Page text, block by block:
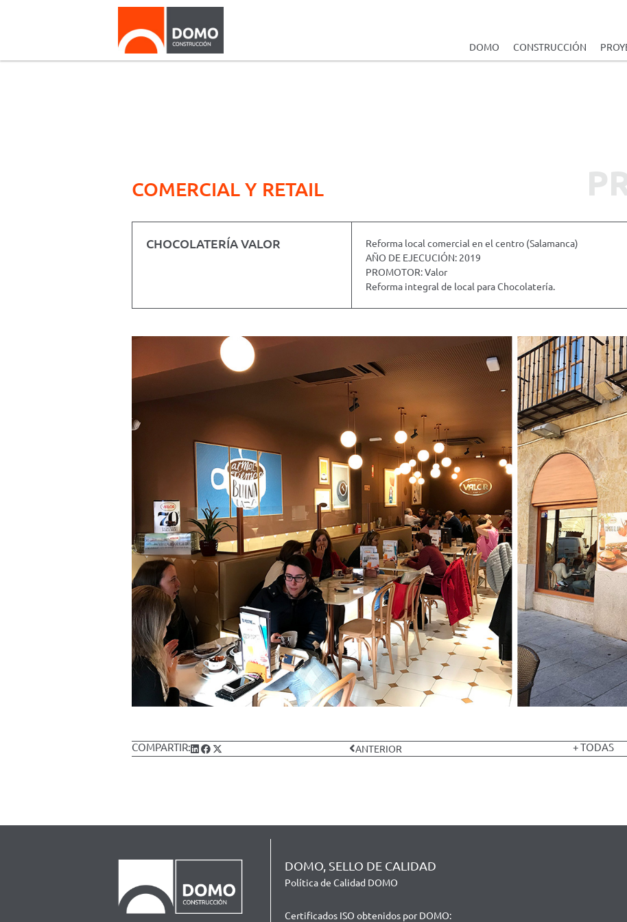
DOMO CONSTRUCCIÓN
COMERCIAL Y RETAIL
CHOCOLATERÍA VALOR
Reforma local comercial en el centro (Salamanca)
AÑO DE EJECUCIÓN: 2019
PROMOTOR: Valor
Reforma integral de local para Chocolatería.
COMPARTIR: ANTERIOR + TODAS
DOMO, SELLO DE CALIDAD
Política de Calidad DOMO
Certificados ISO obtenidos por DOMO: